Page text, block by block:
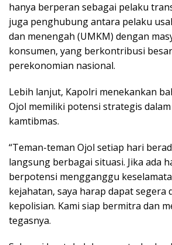
hanya berperan sebagai pelaku
juga penghubung antara pelaku
dan menengah (UMKM) dengan
konsumen, yang berkontribusi
perekonomian nasional.
Lebih lanjut, Kapolri menekankan
Ojol memiliki potensi strategis
kamtibmas.
“Teman-teman Ojol setiap hari
langsung berbagai situasi. Jika ada
berpotensi mengganggu
kejahatan, saya harap dapat segera
kepolisian. Kami siap bermitra dan
tegasnya.